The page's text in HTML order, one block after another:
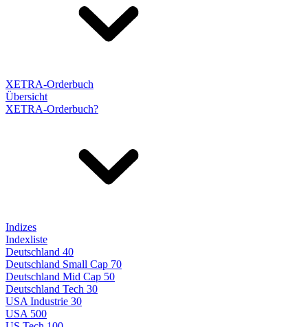
XETRA-Orderbuch
Übersicht
XETRA-Orderbuch?
Indizes
Indexliste
Deutschland 40
Deutschland Small Cap 70
Deutschland Mid Cap 50
Deutschland Tech 30
USA Industrie 30
USA 500